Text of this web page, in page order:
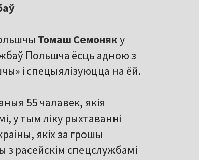
Томаш Семоняку
Польшча ёсць адною з
і спецыялізуюцца на ёй.
55 чалавек, якія
у тым ліку рыхтаванні
якіх за грошы
з расейскім спецслужбамі